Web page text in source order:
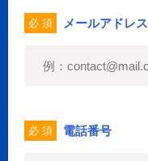
必 須 メールアドレス
必 須 電話番号